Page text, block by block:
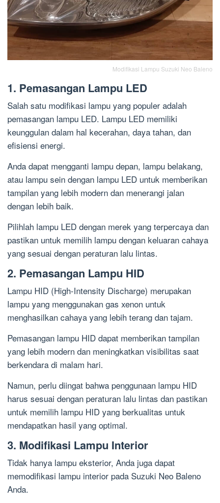
Modifikasi Lampu Suzuki Neo Baleno
1. Pemasangan Lampu LED
Salah satu modifikasi lampu yang populer adalah
pemasangan lampu LED. Lampu LED memiliki
keunggulan dalam hal kecerahan, daya tahan, dan
efisiensi energi.
Anda dapat mengganti lampu depan, lampu belakang,
atau lampu sein dengan lampu LED untuk memberikan
tampilan yang lebih modern dan menerangi jalan
dengan lebih baik.
Pilihlah lampu LED dengan merek yang terpercaya dan
pastikan untuk memilih lampu dengan keluaran cahaya
yang sesuai dengan peraturan lalu lintas.
2. Pemasangan Lampu HID
Lampu HID (High-Intensity Discharge) merupakan
lampu yang menggunakan gas xenon untuk
menghasilkan cahaya yang lebih terang dan tajam.
Pemasangan lampu HID dapat memberikan tampilan
yang lebih modern dan meningkatkan visibilitas saat
berkendara di malam hari.
Namun, perlu diingat bahwa penggunaan lampu HID
harus sesuai dengan peraturan lalu lintas dan pastikan
untuk memilih lampu HID yang berkualitas untuk
mendapatkan hasil yang optimal.
3. Modifikasi Lampu Interior
Tidak hanya lampu eksterior, Anda juga dapat
memodifikasi lampu interior pada Suzuki Neo Baleno
Anda.